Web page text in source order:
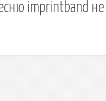
imprintband